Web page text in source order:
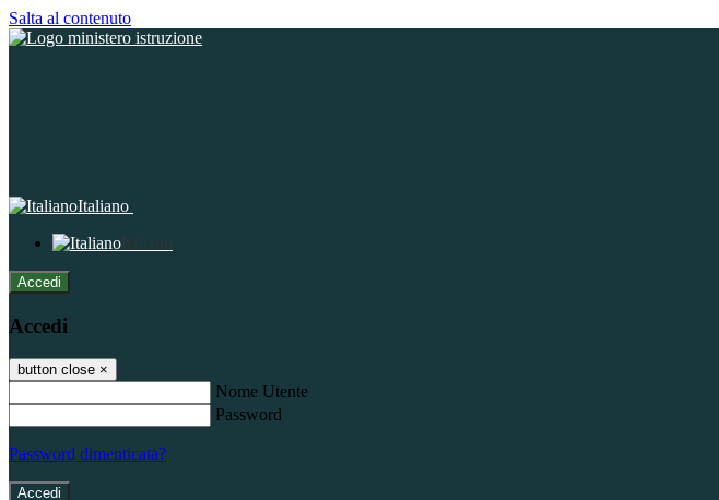
Salta al contenuto
Italiano
Italiano
Accedi
Accedi
button close ×
Nome Utente
Password
Password dimenticata?